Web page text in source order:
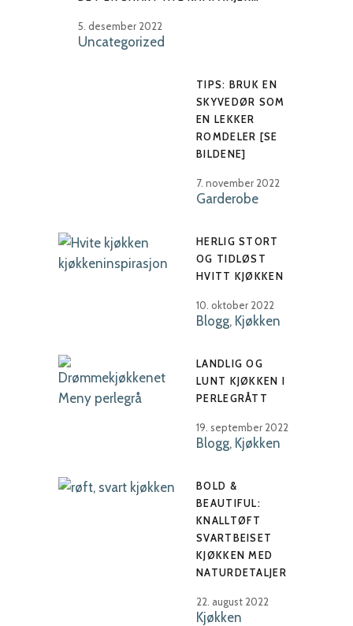
5. desember 2022
Uncategorized
TIPS: BRUK EN
SKYVEDØR SOM
EN LEKKER
ROMDELER [SE
BILDENE]
7. november 2022
Garderobe
HERLIG STORT
OG TIDLØST
HVITT KJØKKEN
10. oktober 2022
Blogg, Kjøkken
LANDLIG OG
LUNT KJØKKEN I
PERLEGRÅTT
19. september 2022
Blogg, Kjøkken
BOLD &
BEAUTIFUL:
KNALLTØFT
SVARTBEISET
KJØKKEN MED
NATURDETALJER
22. august 2022
Kjøkken